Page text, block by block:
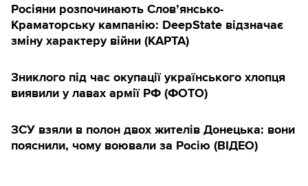
Росіяни розпочинають Слов’янсько-
Краматорську кампанію: DeepState відзначає
зміну характеру війни (КАРТА)
Зниклого під час окупації українського хлопця
виявили у лавах армії РФ (ФОТО)
ЗСУ взяли в полон двох жителів Донецька: вони
пояснили, чому воювали за Росію (ВІДЕО)